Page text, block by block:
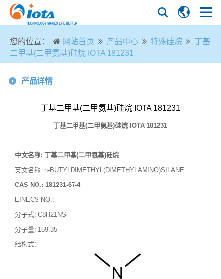
您的位置： 网站首页 产品中心 特殊硅烷
丁基
二甲基(二甲氨基)硅烷 IOTA 181231
产品详情
丁基二甲基(二甲氨基)硅烷 IOTA 181231
丁基二甲基(二甲氨基)硅烷 IOTA 181231
中文名称: 丁基二甲基(二甲氨基)硅烷
英文名称: n-BUTYLDIMETHYL(DIMETHYLAMINO)SILANE
CAS NO.: 181231-67-4
EINECS NO.:
分子式: C8H21NSi
分子量: 159.35
结构式：